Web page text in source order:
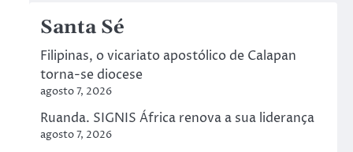
Santa Sé
Filipinas, o vicariato apostólico de Calapan
torna-se diocese
agosto 7, 2026
Ruanda. SIGNIS África renova a sua liderança
agosto 7, 2026